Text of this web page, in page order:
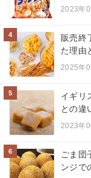
2023年
4
販売終
た理由
2025年
5
イギリ
との違
2023年
6
ごま団
ンジで